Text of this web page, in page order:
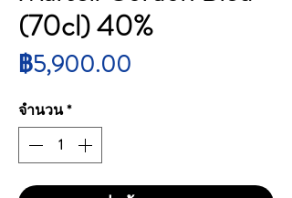
(70cl) 40%
฿5,900.00
จำนวน*